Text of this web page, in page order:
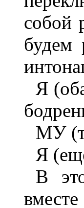
собой
будем
Я
МУ
Я
В